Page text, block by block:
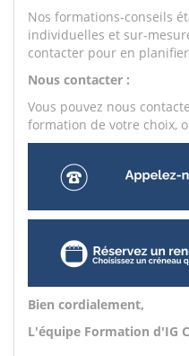
Nos formations-conseils
individuelles et sur-
contacter pour en
Nous contacter :
Vous pouvez nous
formation de votre choix,
Bien cordialement,
L'équipe Formation d'IG